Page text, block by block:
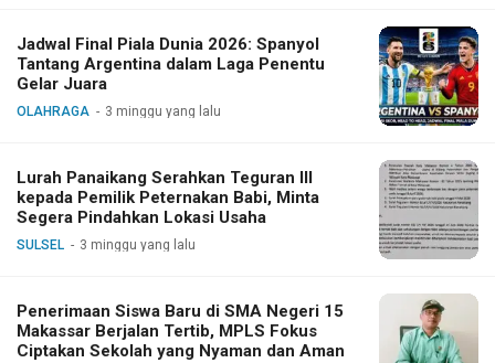
Jadwal Final Piala Dunia 2026: Spanyol
Tantang Argentina dalam Laga Penentu
Gelar Juara
OLAHRAGA 3 minggu yang lalu
Lurah Panaikang Serahkan Teguran III
kepada Pemilik Peternakan Babi, Minta
Segera Pindahkan Lokasi Usaha
SULSEL 3 minggu yang lalu
Penerimaan Siswa Baru di SMA Negeri 15
Makassar Berjalan Tertib, MPLS Fokus
Ciptakan Sekolah yang Nyaman dan Aman